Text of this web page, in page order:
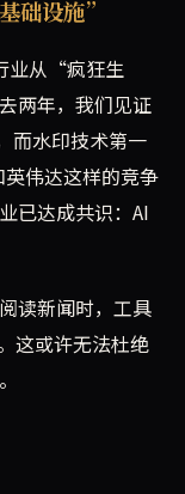
础设施”
业从“疯狂生
两年，我们见证
而水印技术第一
伟达这样的竞争
已达成共识：AI
读新闻时，工具
这或许无法杜绝